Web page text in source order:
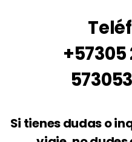
+57305
Si tienes dudas o